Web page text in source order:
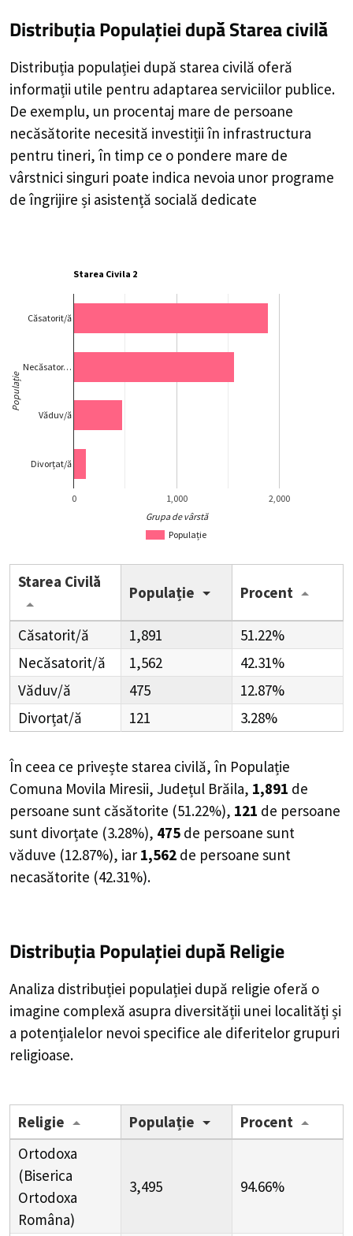
Distribuția Populațieidupă Starea civilă
Distribuția populației după starea civilă oferă
informații utile pentru adaptarea serviciilor publice.
De exemplu, un procentaj mare de persoane
necăsătorite necesită investiții în infrastructura
pentru tineri, în timp ce o pondere mare de
vârstnici singuri poate indica nevoia unor programe
de îngrijire și asistență socială dedicate
Starea Civila 2
Populație
0 1,000 2,000
Căsatorit/ă
Necăsator…
Văduv/ă
Divorțat/ă
Grupa de vârstă
Populație
Starea Civilă
Populație Procent
Căsatorit/ă 1,891
51.22%
Necăsatorit/ă
1,562
42.31%
Văduv/ă
475
12.87%
Divorțat/ă
121 3.28%
În ceea ce privește starea civilă, în Populație
Comuna Movila Miresii, Județul Brăila, 1,891 de
persoane sunt căsătorite (51.22%), 121 de persoane
sunt divorțate (3.28%), 475 de persoane sunt
văduve (12.87%), iar 1,562 de persoane sunt
necasătorite (42.31%).
Distribuția Populațieidupă Religie
Analiza distribuției populației după religie oferă o
imagine complexă asupra diversității unei localități și
a potențialelor nevoi specifice ale diferitelor grupuri
religioase.
Religie Populație
Procent
Ortodoxa
(Biserica
Ortodoxa
Româna)
3,495 94.66%